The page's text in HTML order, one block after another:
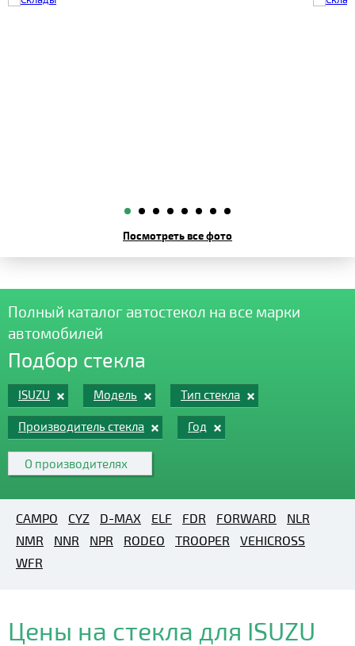
Посмотреть все фото
Полный каталог автостекол на все марки
автомобилей
Подбор стекла
ISUZU Модель Тип стекла
Производитель стекла Год
О производителях
CAMPO CYZ D-MAX ELF FDR FORWARD
NLR
NMR
NNR NPR RODEO TROOPER
VEHICROSS
WFR
Цены на стекла для ISUZU